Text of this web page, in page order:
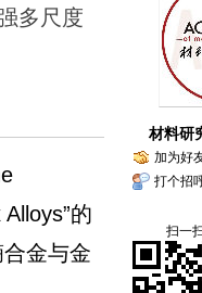
多尺度
的
金与金
材料研
加为好
打个招
扫一